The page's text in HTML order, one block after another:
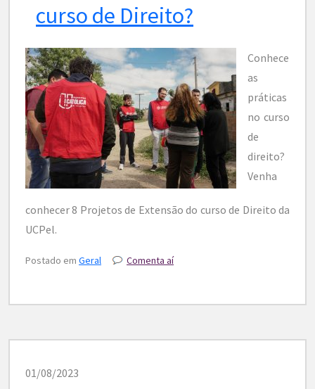
curso de Direito?
Conhece
as
práticas
no curso
de
direito?
Venha
conhecer 8 Projetos de Extensão do curso de Direito da
UCPel.
Postado em Geral Comenta aí
01/08/2023